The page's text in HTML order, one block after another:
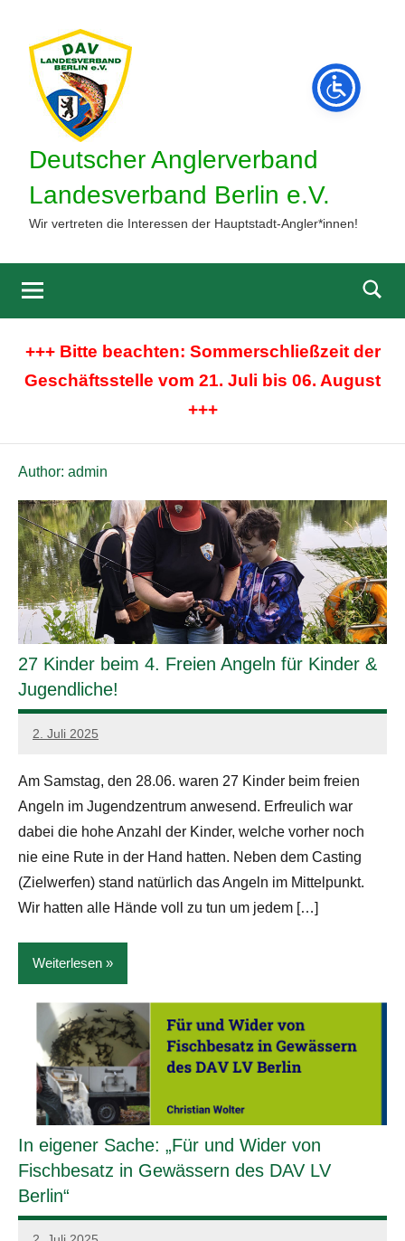
springen
Deutscher Anglerverband
Landesverband Berlin e.V.
Wir vertreten die Interessen der Hauptstadt-Angler*innen!
+++ Bitte beachten: Sommerschließzeit der
Geschäftsstelle vom 21. Juli bis 06. August
+++
Author: admin
27 Kinder beim 4. Freien Angeln für Kinder &
Jugendliche!
2. Juli 2025
admin
Am Samstag, den 28.06. waren 27 Kinder beim freien
Angeln im Jugendzentrum anwesend. Erfreulich war
dabei die hohe Anzahl der Kinder, welche vorher noch
nie eine Rute in der Hand hatten. Neben dem Casting
(Zielwerfen) stand natürlich das Angeln im Mittelpunkt.
Wir hatten alle Hände voll zu tun um jedem […]
Weiterlesen
News
In eigener Sache: „Für und Wider von
Fischbesatz in Gewässern des DAV LV
Berlin“